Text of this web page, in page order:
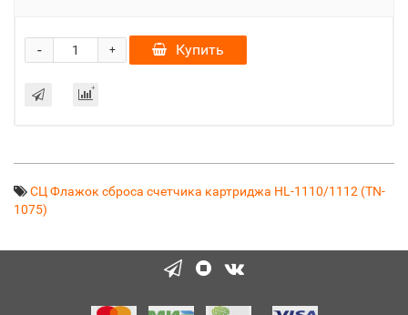
+
- Купить
СЦ Флажок сброса счетчика картриджа HL-1110/1112 (TN-
1075)